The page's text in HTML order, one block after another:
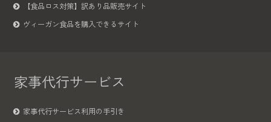
【食品ロス対策】訳あり品販売サイト
ヴィーガン食品を購入できるサイト
家事代行サービス
家事代行サービス利用の手引き